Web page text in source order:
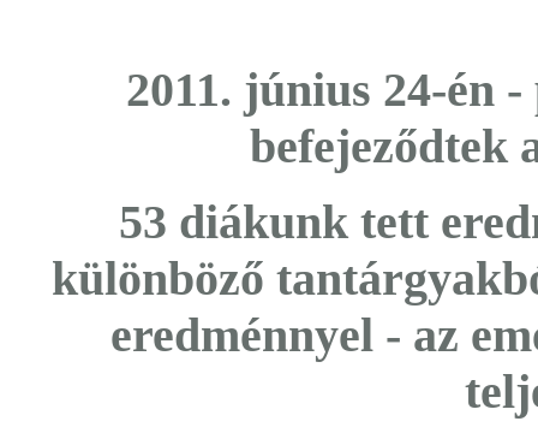
2011. június 24-én
befejeződtek
53 diákunk tett
különböző
eredménnyel - az